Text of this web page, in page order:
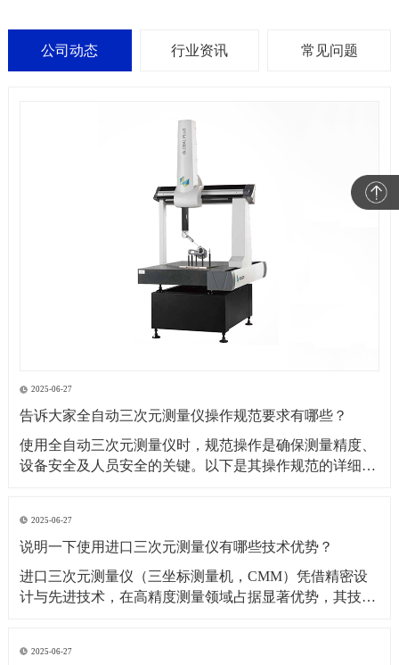
公司动态 行业资讯 常见问题
2025-06-27
告诉大家全自动三次元测量仪操作规范要求有哪些？
​使用全自动三次元测量仪时，规范操作是确保测量精度、
设备安全及人员安全的关键。以下是其操作规范的详细要
度控制在 40%~60% RH，避免温度剧烈波动或潮湿导致设
备变形、传感器失灵。防尘与防
2025-06-27
说明一下使用进口三次元测量仪有哪些技术优势？
​进口三次元测量仪（三坐标测量机，CMM）凭借精密设
计与先进技术，在高精度测量领域占据显著优势，其技术
辨率与重复性：进口设备（如德国蔡司、美国 API、日本
2025-06-27